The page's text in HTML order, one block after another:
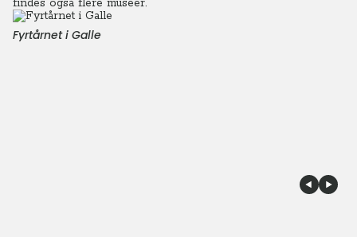
findes også flere museer.
Fyrtårnet i Galle